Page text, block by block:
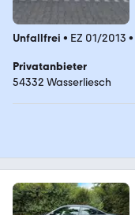
Unfallfrei • EZ 01/2013 •
Privatanbieter
54332 Wasserliesch